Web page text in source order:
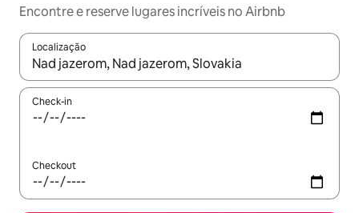
Encontre e reserve lugares incríveis no Airbnb
Localização
Quando os resultados estiverem disponíveis, explore-os
Check-in
Checkout